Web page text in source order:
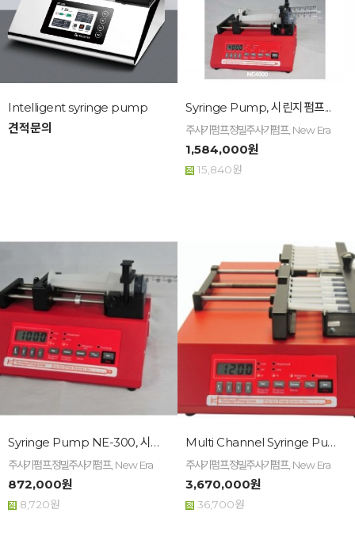
Intelligent syringe pump
견적문의
Syringe Pump, 시린지펌프...
주사기펌프,정밀주사기펌프, New Era
1,584,000원
15,840원
Syringe Pump NE-300, 시린지펌프 ...
주사기펌프,정밀주사기펌프, New Era
872,000원
8,720원
Multi Channel Syringe Pump, ...
주사기펌프,정밀주사기펌프, New Era
3,670,000원
36,700원